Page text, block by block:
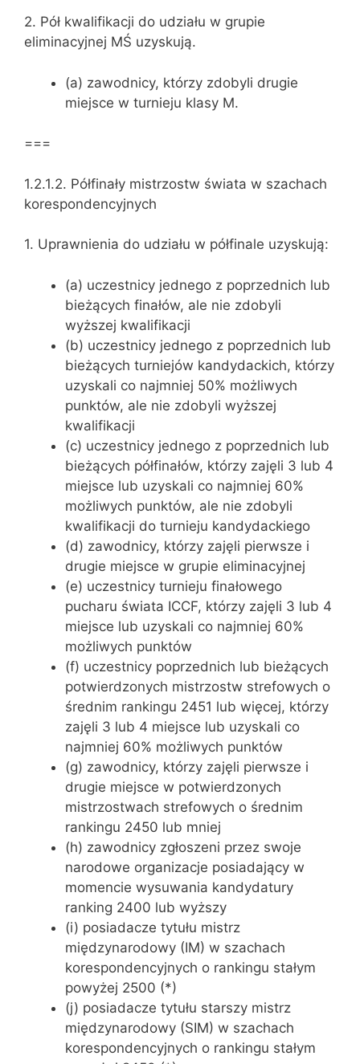
2. Pół kwalifikacji do udziału w grupie
eliminacyjnej MŚ uzyskują.
(a) zawodnicy, którzy zdobyli drugie
miejsce w turnieju klasy M.
===
1.2.1.2. Półfinały mistrzostw świata w szachach
korespondencyjnych
1. Uprawnienia do udziału w półfinale uzyskują:
(a) uczestnicy jednego z poprzednich lub
bieżących finałów, ale nie zdobyli
wyższej kwalifikacji
(b) uczestnicy jednego z poprzednich lub
bieżących turniejów kandydackich, którzy
uzyskali co najmniej 50% możliwych
punktów, ale nie zdobyli wyższej
kwalifikacji
(c) uczestnicy jednego z poprzednich lub
bieżących półfinałów, którzy zajęli 3 lub 4
miejsce lub uzyskali co najmniej 60%
możliwych punktów, ale nie zdobyli
kwalifikacji do turnieju kandydackiego
(d) zawodnicy, którzy zajęli pierwsze i
drugie miejsce w grupie eliminacyjnej
(e) uczestnicy turnieju finałowego
pucharu świata ICCF, którzy zajęli 3 lub 4
miejsce lub uzyskali co najmniej 60%
możliwych punktów
(f) uczestnicy poprzednich lub bieżących
potwierdzonych mistrzostw strefowych o
średnim rankingu 2451 lub więcej, którzy
zajęli 3 lub 4 miejsce lub uzyskali co
najmniej 60% możliwych punktów
(g) zawodnicy, którzy zajęli pierwsze i
drugie miejsce w potwierdzonych
mistrzostwach strefowych o średnim
rankingu 2450 lub mniej
(h) zawodnicy zgłoszeni przez swoje
narodowe organizacje posiadający w
momencie wysuwania kandydatury
ranking 2400 lub wyższy
(i) posiadacze tytułu mistrz
międzynarodowy (IM) w szachach
korespondencyjnych o rankingu stałym
powyżej 2500 (*)
(j) posiadacze tytułu starszy mistrz
międzynarodowy (SIM) w szachach
korespondencyjnych o rankingu stałym